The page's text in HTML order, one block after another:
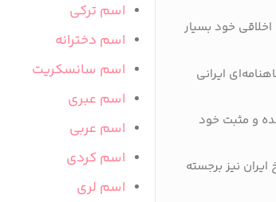
خود بسیار
ایرانی
و مثبت خود
نیز برجسته
اسم ترکی
اسم دخترانه
اسم سانسکریت
اسم عبری
اسم عربی
اسم کردی
اسم لری